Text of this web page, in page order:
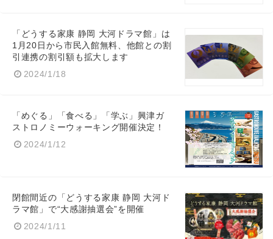
「どうする家康 静岡 大河ドラマ館」は
1月20日から市民入館無料、他館との割
引連携の割引額も拡大します
2024/1/18
「めぐる」「食べる」「学ぶ」興津ガ
ストロノミーウォーキング開催決定！
2024/1/12
閉館間近の「どうする家康 静岡 大河ド
ラマ館」で“大感謝抽選会”を開催
2024/1/11
Japanese